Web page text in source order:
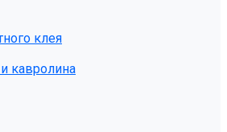
клея
кавролина